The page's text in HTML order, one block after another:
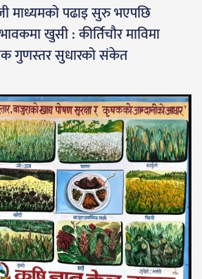
माध्यमको पढाइ सुरु भएपछि
खुसी : कीर्तिचौर माविमा
गुणस्तर सुधारको संकेत